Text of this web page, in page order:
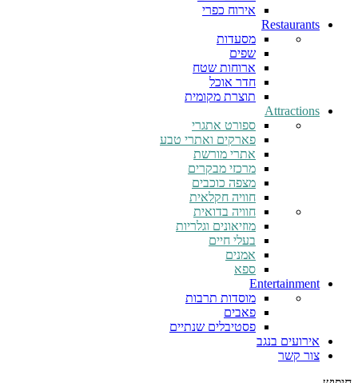
אירוח כפרי
Restaurants
מסעדות
שפים
ארוחות שטח
חדר אוכל
תוצרת מקומית
Attractions
ספורט אתגרי
פארקים ואתרי טבע
אתרי מורשת
מרכזי מבקרים
מצפה כוכבים
חוויה חקלאית
חוויה בדואית
מוזיאונים וגלריות
בעלי חיים
אמנים
ספא
Entertainment
מוסדות תרבות
פאבים
פסטיבלים שנתיים
אירועים בנגב
צור קשר